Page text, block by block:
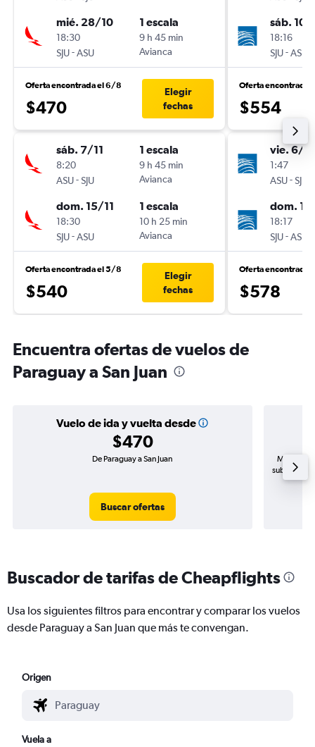
mié. 28/10
18:30
SJU-ASU
1 escala
9 h 45 min
Avianca
Oferta encontrada el 6/8
$470
Elegir
fechas
sáb. 7/11
8:20
ASU-SJU
1 escala
9 h 45 min
Avianca
dom. 15/11
18:30
SJU-ASU
1 escala
10 h 25 min
Avianca
Oferta encontrada el 5/8
$540
Elegir
fechas
sáb. 10/
18:16
SJU-ASU
Oferta encontrada
$554
vie. 6/11
1:47
ASU-SJU
dom.
18:17
SJU-ASU
Oferta encontrada
$578
Encuentra ofertas de vuelos de
Paraguay a San Juan
Vuelo de ida y vuelta desde
$470
De Paraguay a San Juan
Buscar ofertas
Mayor
subida de
Buscador de tarifas de Cheapflights
Usa los siguientes filtros para encontrar y comparar los vuelos
desde Paraguay a San Juan que más te convengan.
Origen
Vuela a